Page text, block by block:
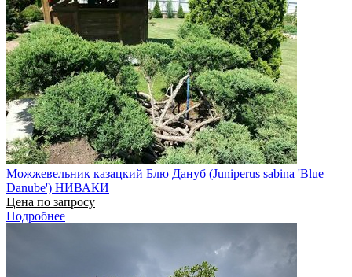
Можжевельник казацкий Блю Дануб (Juniperus sabina 'Blue
Danube') НИВАКИ
Цена по запросу
Подробнее